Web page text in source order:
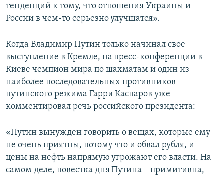
тенденций к тому, что отношения Украины и
России в чем-то серьезно улучшатся».
Когда Владимир Путин только начинал свое
выступление в Кремле, на пресс-конференции в
Киеве чемпион мира по шахматам и один из
наиболее последовательных противников
путинского режима Гарри Каспаров уже
комментировал речь российского президента:
«Путин вынужден говорить о вещах, которые ему
не очень приятны, потому что и обвал рубля, и
цены на нефть напрямую угрожают его власти. На
самом деле, повестка дня Путина – примитивна,